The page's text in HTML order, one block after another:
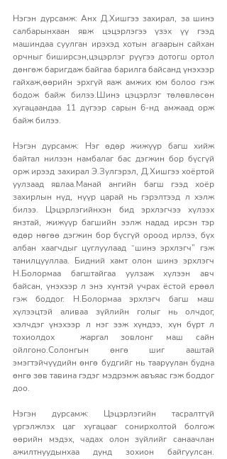
Нэгэн дурсамж: Анх Д.Хишгээ захирал, за шинэ
салбарынхаан явж цэцэрлэгээ үзэх үү гээд
машиндаа суулган ирэхэд хотын агаарын сайхан
орчныг биширсэн,цэцэрлэг рүүгээ дотогш ортол
дөнгөж баригдаж байгаа барилга байсанд үнэхээр
гайхаж,өөрийн эрхгүй яаж амжих юм болоо гэж
бодож байж билээ.Шинэ цэцэрлэг төлөвлөсөн
хугацаандаа 11 дүгээр сарын 6-нд амжаад орж
байж билээ.
Нэгэн дурсамж: Нэг өдөр жижүүр багш хийж
байтал нилээн намбалаг бас дэгжин бор бүсгүй
орж ирээд захирал Э.Зулгэрэл, Д.Хишгээ хоёртой
уулзаад явлаа.Манай ангийн багш гээд хоёр
захирлын нүд, нүүр царай нь гэрэлтээд л хэлж
билээ. Цэцэрлэгийнхэн бид эрхлэгчээ хүлээх
янзтай, жижүүр багшийн ээлж надад ирсэн тэр
өдөр нөгөө дэгжин бор бүсгүй ороод ирлээ, бүх
албан хаагчдыг цуглуулаад “шинэ эрхлэгч” гэж
танилцууллаа. Бидний хамт олон шинэ эрхлэгч
Н.Болормаа багштайгаа уулзаж хүлээн авч
байсан, үнэхээр л энэ хүнтэй учрах ёстой ерөөл
гэж боддог. Н.Болормаа эрхлэгч багш маш
хүлээцтэй аливаа зүйлийн голыг нь олчдог,
хэлчдэг үнэхээр л нэг ээж хүндээ, хүн бүрт л
тохиолдох  жаргал зовлонг маш сайн
ойлгоно.Солонгын өнгө шиг ааштай
эмэгтэйчүүдийн өнгө будгийг нь тааруулан будна
өнгө зөв тавина гэдэг мэдрэмж авъяас гэж боддог
доо.
Нэгэн дурсамж: Цэцэрлэгийн тасралтгүй
үргэлжлэх цаг хугацааг сонирхолтой болгож
өөрийн мэдэх, чадах олон зүйлийг санаачлан
ажилтнуудынхаа дунд зохион байгуулсан.